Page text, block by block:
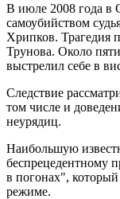
В июле 2008 года в
самоубийством
Хрипков. Трагедия
Трунова. Около
выстрелил себе в
Следствие
том числе и
неурядиц.
Наибольшую
беспрецедентному
в погонах",
режиме.